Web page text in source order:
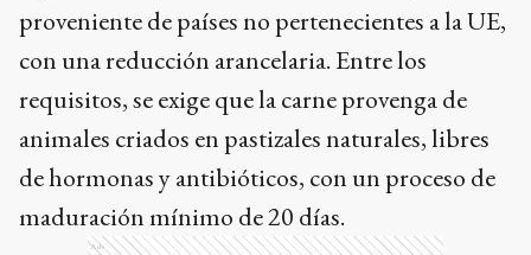
proveniente de países no pertenecientes a la UE,
con una reducción arancelaria. Entre los
requisitos, se exige que la carne provenga de
animales criados en pastizales naturales, libres
de hormonas y antibióticos, con un proceso de
maduración mínimo de 20 días.
Ads